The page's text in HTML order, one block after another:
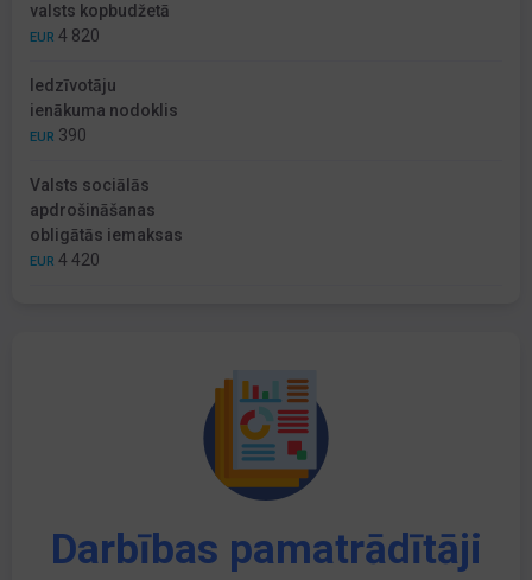
valsts kopbudžetā
EUR 4 820
Iedzīvotāju
ienākuma nodoklis
EUR 390
Valsts sociālās
apdrošināšanas
obligātās iemaksas
EUR 4 420
Darbības pamatrādītāji